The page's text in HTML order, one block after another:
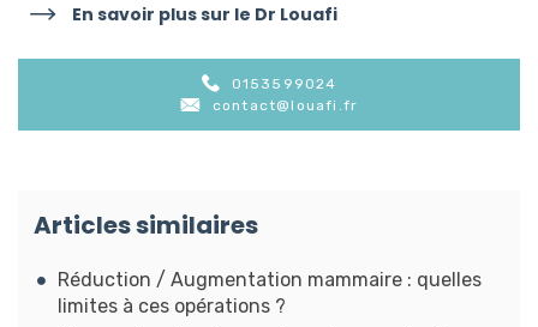
En savoir plus sur le Dr Louafi
0153599024
contact@louafi.fr
Articles similaires
Réduction / Augmentation mammaire : quelles
limites à ces opérations ?